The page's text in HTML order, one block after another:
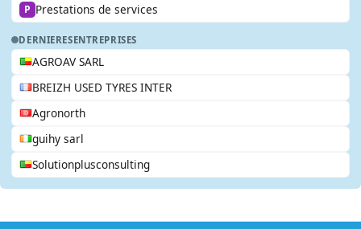
P Prestations de services
DERNIERESENTREPRISES
AGROAV SARL
BREIZH USED TYRES INTER
Agronorth
guihy sarl
Solutionplusconsulting